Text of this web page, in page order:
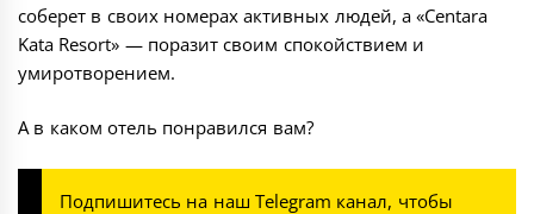
соберет в своих номерах активных людей, а «Centara
Kata Resort» — поразит своим спокойствием и
умиротворением.
А в каком отель понравился вам?
Подпишитесь на наш Telegram канал, чтобы